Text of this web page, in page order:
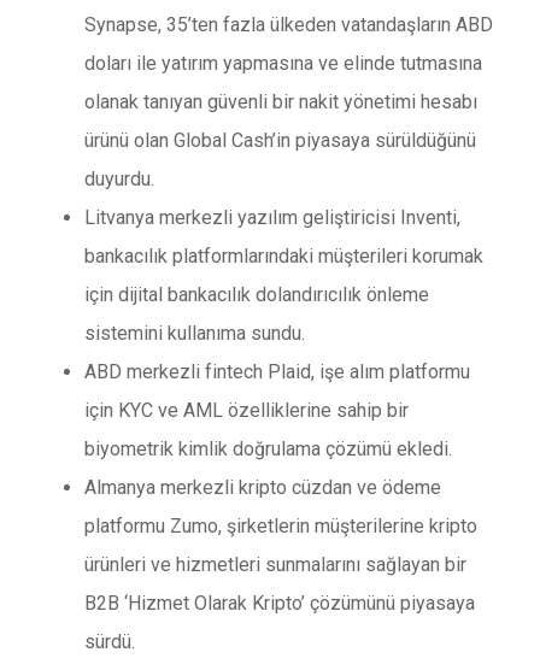
Synapse, 35’ten fazla ülkeden vatandaşların ABD
doları ile yatırım yapmasına ve elinde tutmasına
olanak tanıyan güvenli bir nakit yönetimi hesabı
ürünü olan Global Cash’in piyasaya sürüldüğünü
duyurdu.
Litvanya merkezli yazılım geliştiricisi Inventi,
bankacılık platformlarındaki müşterileri korumak
için dijital bankacılık dolandırıcılık önleme
sistemini kullanıma sundu.
ABD merkezli fintech Plaid, işe alım platformu
için KYC ve AML özelliklerine sahip bir
biyometrik kimlik doğrulama çözümü ekledi.
Almanya merkezli kripto cüzdan ve ödeme
platformu Zumo, şirketlerin müşterilerine kripto
ürünleri ve hizmetleri sunmalarını sağlayan bir
B2B ‘Hizmet Olarak Kripto’ çözümünü piyasaya
sürdü.